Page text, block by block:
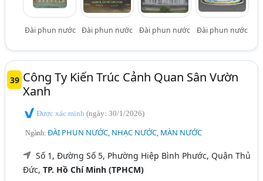
Đài phun nước Đài phun nước Đài phun nước Đài phun nước
39 Công Ty Kiến Trúc Cảnh Quan Sân Vườn
Xanh
Được xác minh(ngày: 30/1/2026)
Ngành:ĐÀI PHUN NƯỚC, NHẠC NƯỚC, MÀN NƯỚC
Số 1, Đường Số 5, Phường Hiệp Bình Phước, Quận Thủ
Đức,TP. Hồ Chí Minh (TPHCM)